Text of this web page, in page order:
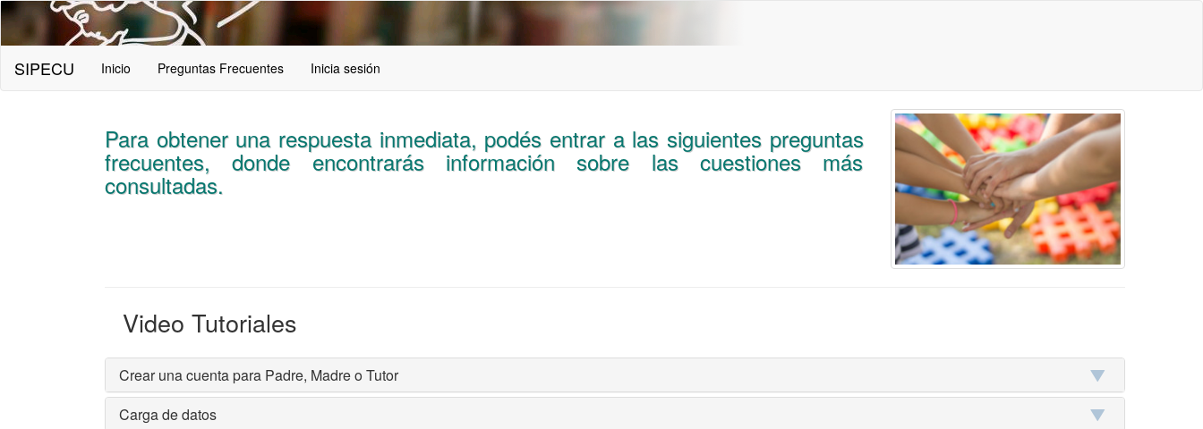
Saltar
al
contenido
principal
SIPECU
Sipecu Inicio Preguntas Frecuentes Inicia sesión
Preguntas
frecuentes
Para obtener una respuesta inmediata, podés entrar a las siguientes preguntas
frecuentes, donde encontrarás información sobre las cuestiones más
consultadas.
Video Tutoriales
Crear una cuenta para Padre, Madre o Tutor
Carga de datos